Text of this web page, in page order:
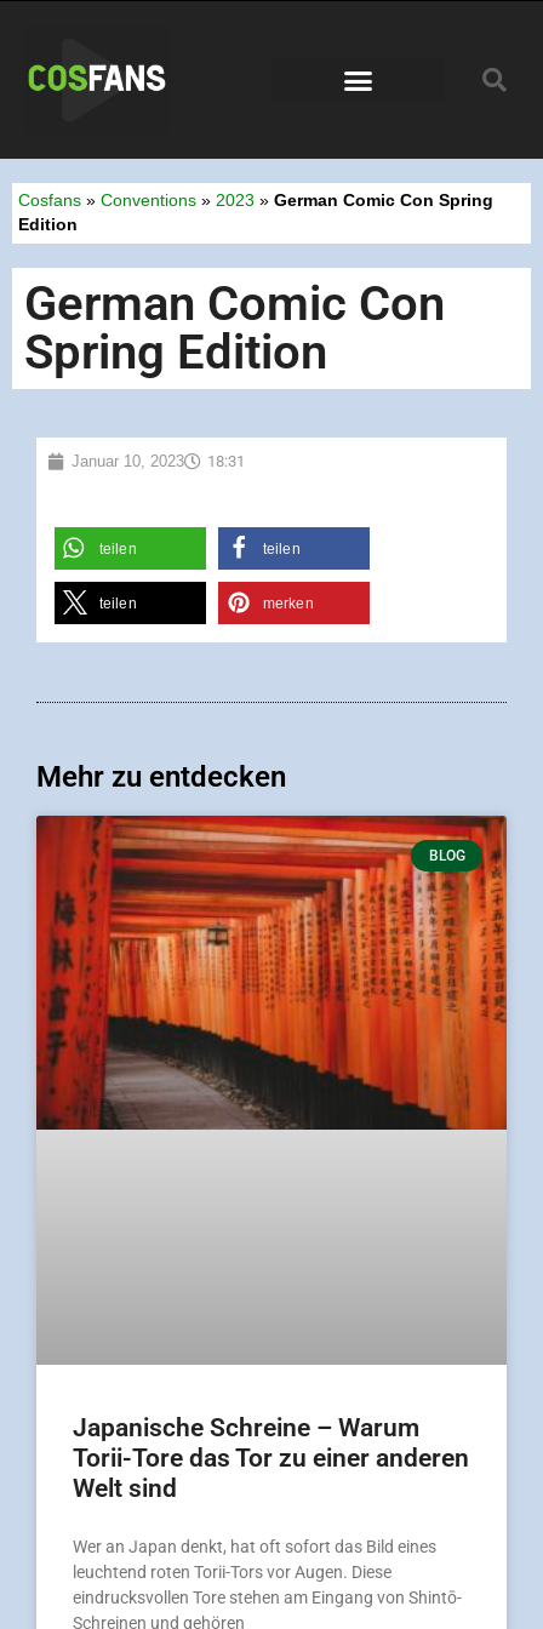
Cosfans » Conventions » 2023 » German Comic Con Spring
Edition
German Comic Con
Spring Edition
Januar 10, 2023 18:31
teilen teilen
teilen merken
Mehr zu entdecken
BLOG
Japanische Schreine – Warum
Torii-Tore das Tor zu einer anderen
Welt sind
Wer an Japan denkt, hat oft sofort das Bild eines
leuchtend roten Torii-Tors vor Augen. Diese
eindrucksvollen Tore stehen am Eingang von Shintō-
Schreinen und gehören